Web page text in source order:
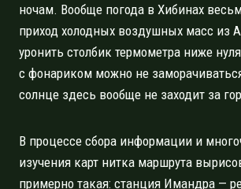
ночам. Вообще погода в Хибинах
приход холодных воздушных масс из
уронить столбик термометра ниже
с фонариком можно не
солнце здесь вообще не заходит за
В процессе сбора информации и
изучения карт нитка маршрута
примерно такая: станция Имандра —